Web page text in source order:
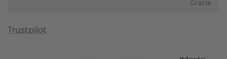
Gratis
Trustpilot